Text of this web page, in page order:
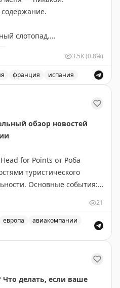
слотопад.
слотопад.
— всё сюда:
3.5K(0.8%)
франция испания
обзор новостей
for Points от Роба
туристического
Основные события:
Apollo, открылся люкс-
Выгодные предложения:
тарифы на Mint, Virgin
£250 с American Express.
на 33% дороже в BA
21
европа
авиакомпании
делать, если ваше